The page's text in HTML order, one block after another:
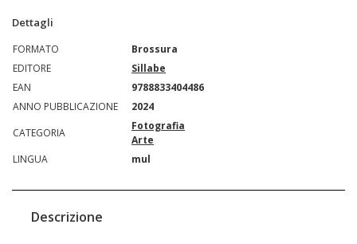
Dettagli
FORMATO
Brossura
EDITORE
Sillabe
EAN
9788833404486
ANNO PUBBLICAZIONE
2024
CATEGORIA
Fotografia
Arte
LINGUA
mul
Descrizione